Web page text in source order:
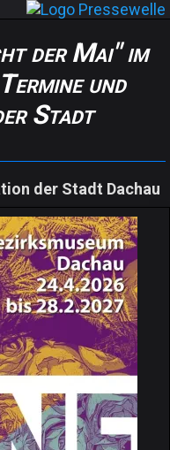
der Mai" im
und
Stadt
der Stadt Dachau